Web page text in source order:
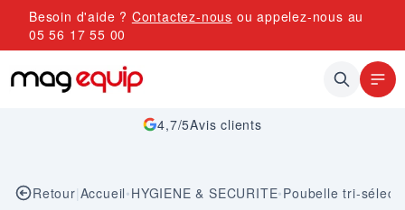
Allez au contenu
Besoin d'aide ? Contactez-nous ou appelez-nous au
05 56 17 55 00
4,7/5Avis clients
Retour|Accueil•HYGIENE & SECURITE•Poubelle tri-